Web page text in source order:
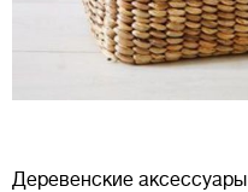
Деревенские аксессуары